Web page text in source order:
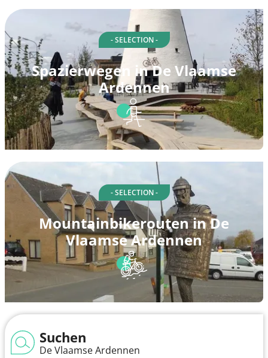
- SELECTION -
Spazierwegen in De Vlaamse
Ardennen
- SELECTION -
Mountainbikerouten in De
Vlaamse Ardennen
Suchen
De Vlaamse Ardennen